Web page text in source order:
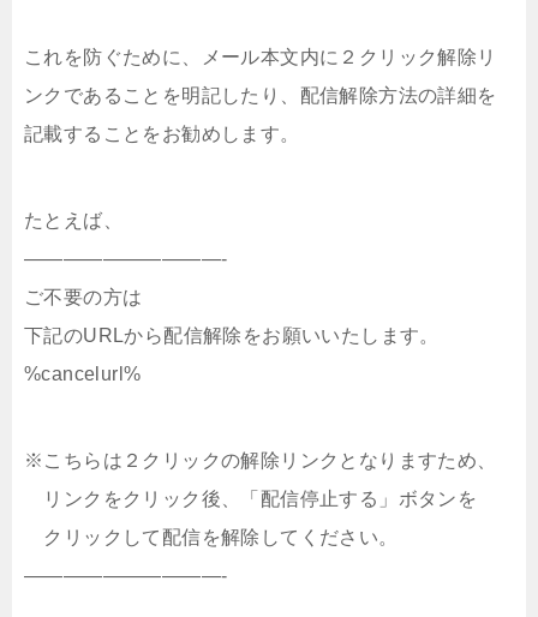
これを防ぐために、メール本文内に２クリック解除リ
ンクであることを明記したり、配信解除方法の詳細を
記載することをお勧めします。
たとえば、
——————————-
ご不要の方は
下記のURLから配信解除をお願いいたします。
%cancelurl%
※こちらは２クリックの解除リンクとなりますため、
リンクをクリック後、「配信停止する」ボタンを
クリックして配信を解除してください。
——————————-